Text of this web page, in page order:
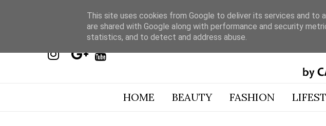
HOME BEAUTY FASHION
This site uses cookies from Google to deliver its services and to
are shared with Google along with performance and security
statistics, and to detect and address abuse.